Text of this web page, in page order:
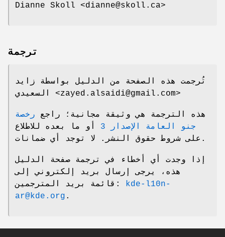
Dianne Skoll <dianne@skoll.ca>
ترجمة
تُرجمت هذه الصفحة من الدليل بواسطة زايد
السعيدي <zayed.alsaidi@gmail.com>
هذه الترجمة هي وثيقة مجانية؛ راجع رخصة
جنو العامة الإصدار 3
أو ما بعده للاطلاع
على شروط حقوق النشر. لا توجد أي ضمانات.
إذا وجدت أي أخطاء في ترجمة صفحة الدليل
هذه، يرجى إرسال بريد إلكتروني إلى
قائمة بريد المترجمين: kde-l10n-
ar@kde.org .